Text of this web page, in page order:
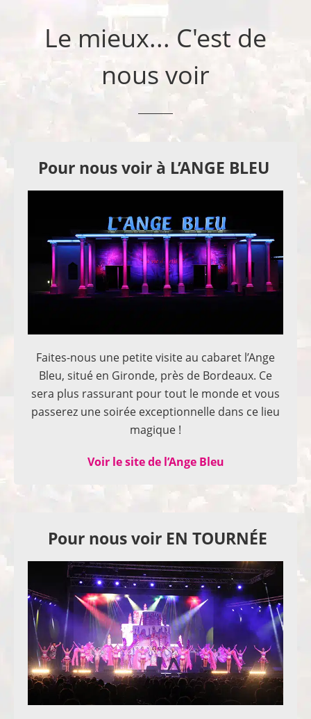
Le mieux... C'est de
nous voir
Pour nous voir à L’ANGE BLEU
Faites-nous une petite visite au cabaret l’Ange
Bleu, situé en Gironde, près de Bordeaux. Ce
sera plus rassurant pour tout le monde et vous
passerez une soirée exceptionnelle dans ce lieu
magique !
Voir le site de l’Ange Bleu
Pour nous voir EN TOURNÉE